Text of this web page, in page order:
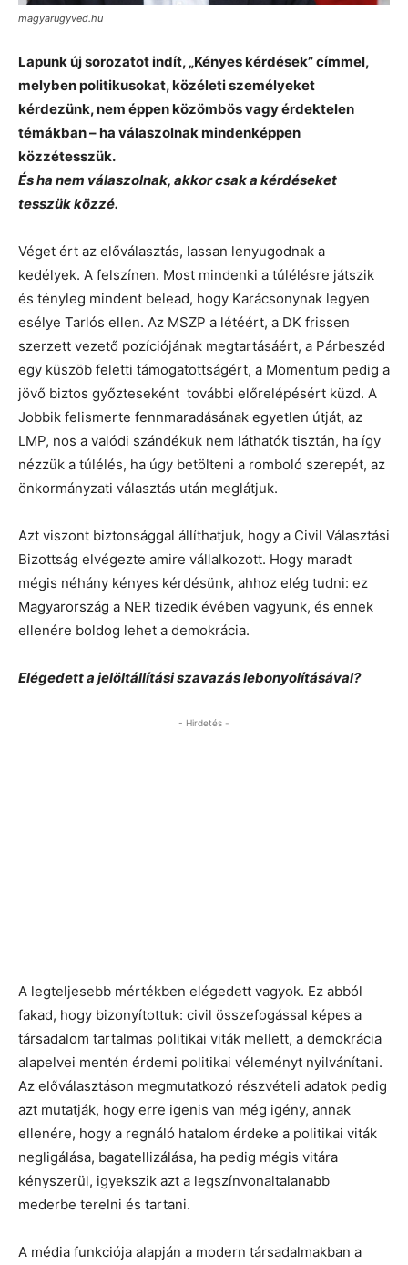
magyarugyved.hu
Lapunk új sorozatot indít, „Kényes kérdések” címmel,
melyben politikusokat, közéleti személyeket
kérdezünk, nem éppen közömbös vagy érdektelen
témákban – ha válaszolnak mindenképpen
közzétesszük.
És ha nem válaszolnak, akkor csak a kérdéseket
tesszük közzé.
Véget ért az előválasztás, lassan lenyugodnak a
kedélyek. A felszínen. Most mindenki a túlélésre játszik
és tényleg mindent belead, hogy Karácsonynak legyen
esélye Tarlós ellen. Az MSZP a létéért, a DK frissen
szerzett vezető pozíciójának megtartásáért, a Párbeszéd
egy küszöb feletti támogatottságért, a Momentum pedig a
jövő biztos győzteseként további előrelépésért küzd. A
Jobbik felismerte fennmaradásának egyetlen útját, az
LMP, nos a valódi szándékuk nem láthatók tisztán, ha így
nézzük a túlélés, ha úgy betölteni a romboló szerepét, az
önkormányzati választás után meglátjuk.
Azt viszont biztonsággal állíthatjuk, hogy a Civil Választási
Bizottság elvégezte amire vállalkozott. Hogy maradt
mégis néhány kényes kérdésünk, ahhoz elég tudni: ez
Magyarország a NER tizedik évében vagyunk, és ennek
ellenére boldog lehet a demokrácia.
Elégedett a jelöltállítási szavazás lebonyolításával?
- Hirdetés -
A legteljesebb mértékben elégedett vagyok. Ez abból
fakad, hogy bizonyítottuk: civil összefogással képes a
társadalom tartalmas politikai viták mellett, a demokrácia
alapelvei mentén érdemi politikai véleményt nyilvánítani.
Az előválasztáson megmutatkozó részvételi adatok pedig
azt mutatják, hogy erre igenis van még igény, annak
ellenére, hogy a regnáló hatalom érdeke a politikai viták
negligálása, bagatellizálása, ha pedig mégis vitára
kényszerül, igyekszik azt a legszínvonaltalanabb
mederbe terelni és tartani.
A média funkciója alapján a modern társadalmakban a